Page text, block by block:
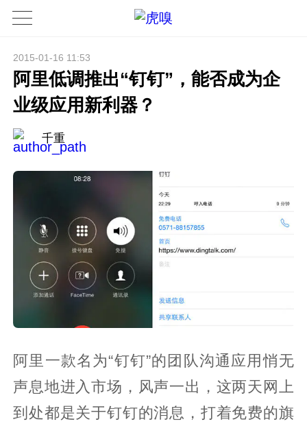
2015-01-16 11:53
阿里低调推出“钉钉”，能否成为企
业级应用新利器？
千重
阿里一款名为“钉钉”的团队沟通应用悄无
声息地进入市场，风声一出，这两天网上
到处都是关于钉钉的消息，打着免费的旗